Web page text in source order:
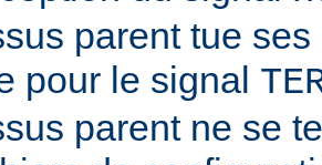
parent tue
pour le signal
parent ne se